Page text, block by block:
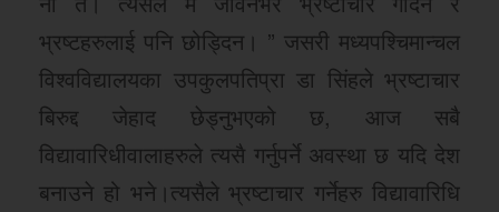
भ्रष्टहरुलाई पनि छोड्दिन। ” जसरी मध्यपश्चिमान्चल
विश्वविद्यालयका उपकुलपतिप्रा डा सिंहले भ्रष्टाचार
बिरुद्द जेहाद छेड्नुभएको छ, आज सबै
विद्यावारिधीवालाहरुले त्यसै गर्नुपर्ने अवस्था छ यदि देश
बनाउने हो भने।त्यसैले भ्रष्टाचार गर्नेहरु विद्यावारिधि